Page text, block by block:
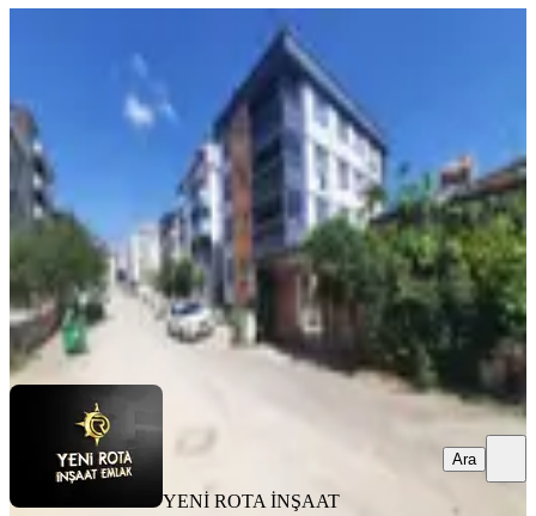
Yeni Rotadan Abdülhamit Han Mah.
Ara Kat 2+1 Kiralık Daire
Onikişubat, Abdülhamid Han Mahallesi
·100 m² ·2. Kat ·08.08.2026
18.500 ₺
YENİ ROTA İNŞAAT EMLAK Mikail Barışık
Ara
YENİ ROTA İNŞAAT
Ara